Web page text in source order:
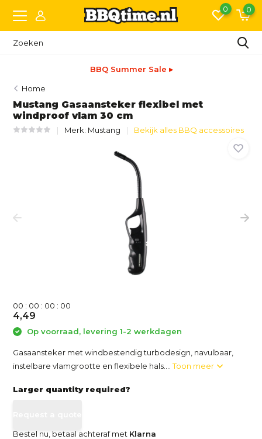
0 0
BBQ Summer Sale ▸
Home
Mustang Gasaansteker flexibel met
windproof vlam 30 cm
Merk: Mustang Bekijk alles BBQ accessoires
00 : 00 : 00 : 00
4,49
Op voorraad, levering 1-2 werkdagen
Gasaansteker met windbestendig turbodesign, navulbaar,
instelbare vlamgrootte en flexibele hals....Toon meer
Larger quantity required?
Bestel nu, betaal achteraf met Klarna